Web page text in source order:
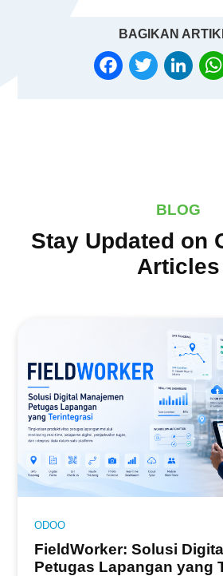
BAGIKAN
FACEBOOK
TWITTER
BLOG
Stay Updated on
Articles
ODOO
FieldWorker: Solusi
Petugas Lapangan yang